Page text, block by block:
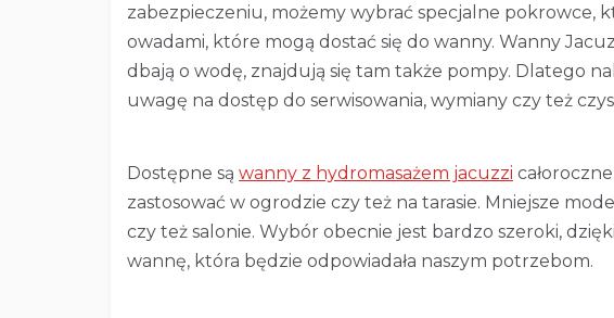
zabezpieczeniu, możemy wybrać specjalne pokrowce,
owadami, które mogą dostać się do wanny. Wanny
dbają o wodę, znajdują się tam także pompy. Dlatego
uwagę na dostęp do serwisowania, wymiany czy też
Dostępne są wanny z hydromasażem jacuzzi
zastosować w ogrodzie czy też na tarasie. Mniejsze
czy też salonie. Wybór obecnie jest bardzo szeroki,
wannę, która będzie odpowiadała naszym potrzebom.